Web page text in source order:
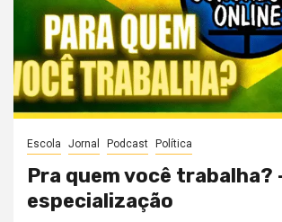
Escola Jornal Podcast Política
Pra quem você trabalha?
especialização